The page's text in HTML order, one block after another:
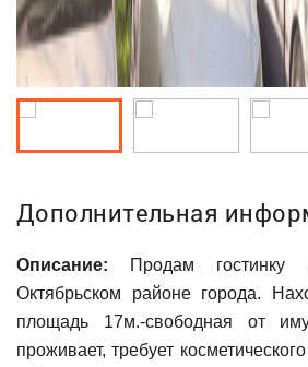
Дополнительная
Описание: Продам гостинку
Октябрьском районе города.
площадь 17м.-свободная от
проживает, требует